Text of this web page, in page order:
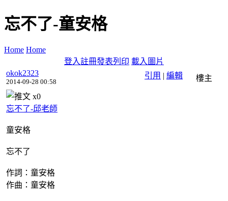
忘不了-童安格
Home Home
登入註冊發表列印 載入圖片
引用 | 編輯
okok2323
2014-09-28 00:58 樓主
x0
忘不了-邱老師
童安格
忘不了
作詞：童安格
作曲：童安格